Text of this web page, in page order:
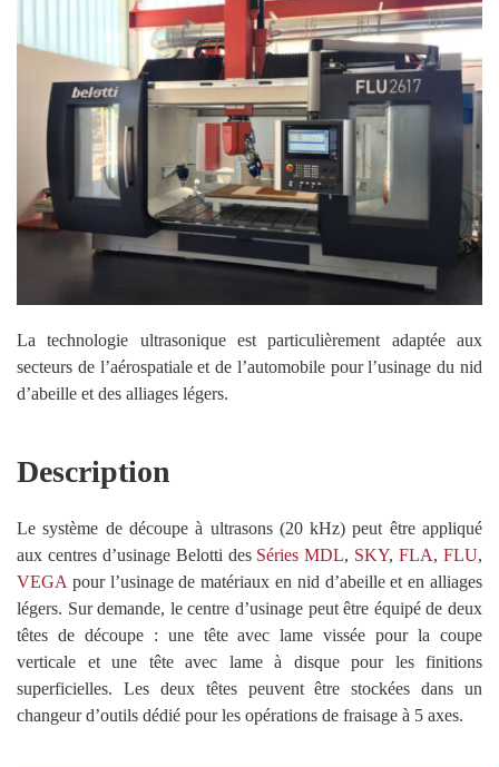
La technologie ultrasonique est particulièrement adaptée aux
secteurs de l’aérospatiale et de l’automobile pour l’usinage du nid
d’abeille et des alliages légers.
Description
Le système de découpe à ultrasons (20 kHz) peut être appliqué
aux centres d’usinage Belotti des Séries MDL, SKY,FLA,FLU,
VEGA pour l’usinage de matériaux en nid d’abeille et en alliages
légers. Sur demande, le centre d’usinage peut être équipé de deux
têtes de découpe : une tête avec lame vissée pour la coupe
verticale et une tête avec lame à disque pour les finitions
superficielles. Les deux têtes peuvent être stockées dans un
changeur d’outils dédié pour les opérations de fraisage à 5 axes.